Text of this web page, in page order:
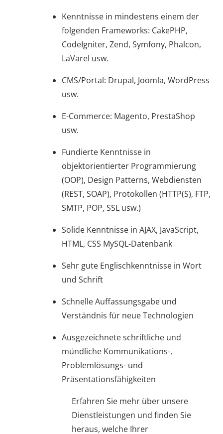
Kenntnisse in mindestens einem der
folgenden Frameworks: CakePHP,
CodeIgniter, Zend, Symfony, Phalcon,
LaVarel usw.
CMS/Portal: Drupal, Joomla, WordPress
usw.
E-Commerce: Magento, PrestaShop
usw.
Fundierte Kenntnisse in
objektorientierter Programmierung
(OOP), Design Patterns, Webdiensten
(REST, SOAP), Protokollen (HTTP(S), FTP,
SMTP, POP, SSL usw.)
Solide Kenntnisse in AJAX, JavaScript,
HTML, CSS MySQL-Datenbank
Sehr gute Englischkenntnisse in Wort
und Schrift
Schnelle Auffassungsgabe und
Verständnis für neue Technologien
Ausgezeichnete schriftliche und
mündliche Kommunikations-,
Problemlösungs- und
Präsentationsfähigkeiten
Erfahren Sie mehr über unsere
Dienstleistungen und finden Sie
heraus, welche Ihrer